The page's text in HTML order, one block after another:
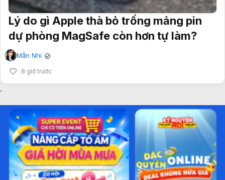
Lý do gì Apple thà bỏ trống mảng pin
dự phòng MagSafe còn hơn tự làm?
Mẫn Nhi ✔
8 giờ trước